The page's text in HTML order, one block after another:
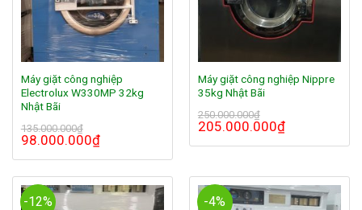
Máy giặt công nghiệp
Electrolux W330MP 32kg
Nhật Bãi
135.000.000₫
98.000.000₫
Máy giặt công nghiệp Nippre
35kg Nhật Bãi
250.000.000₫
205.000.000₫
-12% -4%